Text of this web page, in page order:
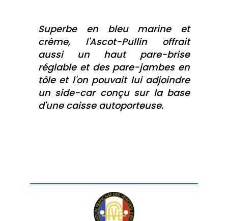
Superbe en bleu marine et
crème, l'Ascot-Pullin offrait
aussi un haut pare-brise
réglable et des pare-jambes en
tôle et l'on pouvait lui adjoindre
un side-car conçu sur la base
d'une caisse autoporteuse.